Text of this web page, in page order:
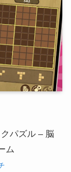
パズル – 脳
ム